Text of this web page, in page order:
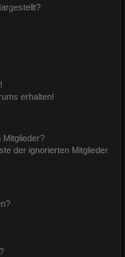
erhalten!
Mitglieder?
der ignorierten Mitglieder